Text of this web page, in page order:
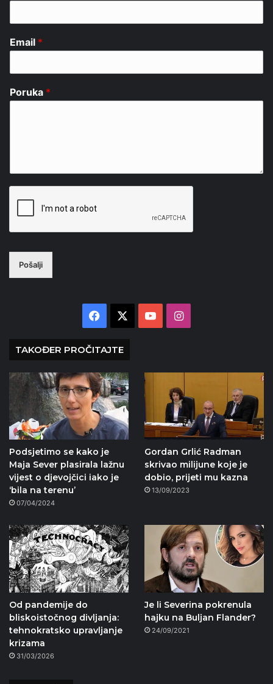
Email *
Poruka *
Pošalji
Facebook YouTubeInstagram
TAKOĐER PROČITAJTE
Podsjetimo se kako je
Maja Sever plasirala lažnu
vijest o djevojčici iako je
‘bila na terenu’
07/04/2024
Gordan Grlić Radman
skrivao milijune koje je
dobio, prijeti mu kazna
13/09/2023
Od pandemije do
bliskoistočnog divljanja:
tehnokratsko upravljanje
krizama
31/03/2026
Je li Severina pokrenula
hajku na Buljan Flander?
24/09/2021